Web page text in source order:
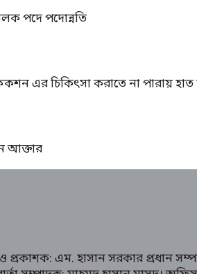
পদে পদোন্নতি
এর চিকিৎসা করাতে না পারায় হাত
আক্তার
ও প্রকাশক: এম. হাসান সরকার